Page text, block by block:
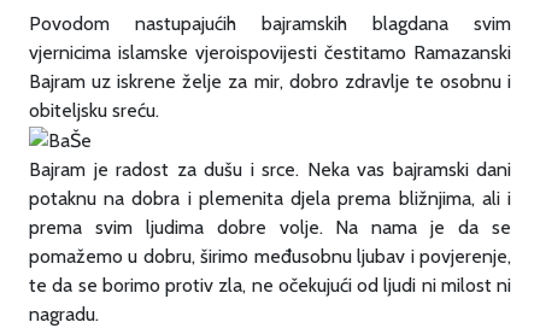
Povodom nastupajućih bajramskih blagdana svim
vjernicima islamske vjeroispovijesti čestitamo Ramazanski
Bajram uz iskrene želje za mir, dobro zdravlje te osobnu i
obiteljsku sreću.
Bajram je radost za dušu i srce. Neka vas bajramski dani
potaknu na dobra i plemenita djela prema bližnjima, ali i
prema svim ljudima dobre volje. Na nama je da se
pomažemo u dobru, širimo međusobnu ljubav i povjerenje,
te da se borimo protiv zla, ne očekujući od ljudi ni milost ni
nagradu.